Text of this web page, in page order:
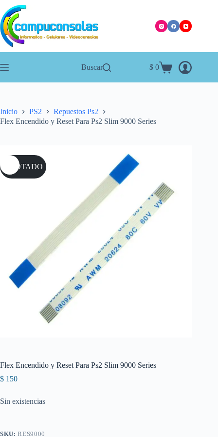
Saltar
al
contenido
Buscar
Carro
$ 0
Inicio PS2
Repuestos Ps2
Flex Encendido y Reset Para Ps2 Slim 9000 Series
AGOTADO
Flex Encendido y Reset Para Ps2 Slim 9000 Series
$ 150
Sin existencias
SKU:RES9000